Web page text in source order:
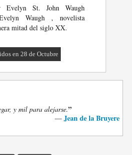
Evelyn St. John Waugh
Waugh , novelista
mitad del siglo XX.
en 28 de Octubre
y mil para alejarse.”
— Jean de la Bruyere